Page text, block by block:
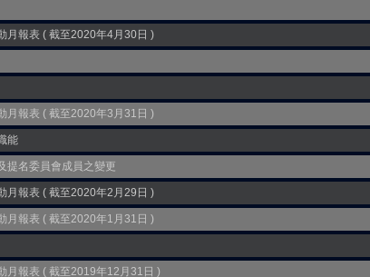
月報表 ( 截至2020年4月30日 )
月報表 ( 截至2020年3月31日 )
能
提名委員會成員之變更
月報表 ( 截至2020年2月29日 )
月報表 ( 截至2020年1月31日 )
月報表 ( 截至2019年12月31日 )